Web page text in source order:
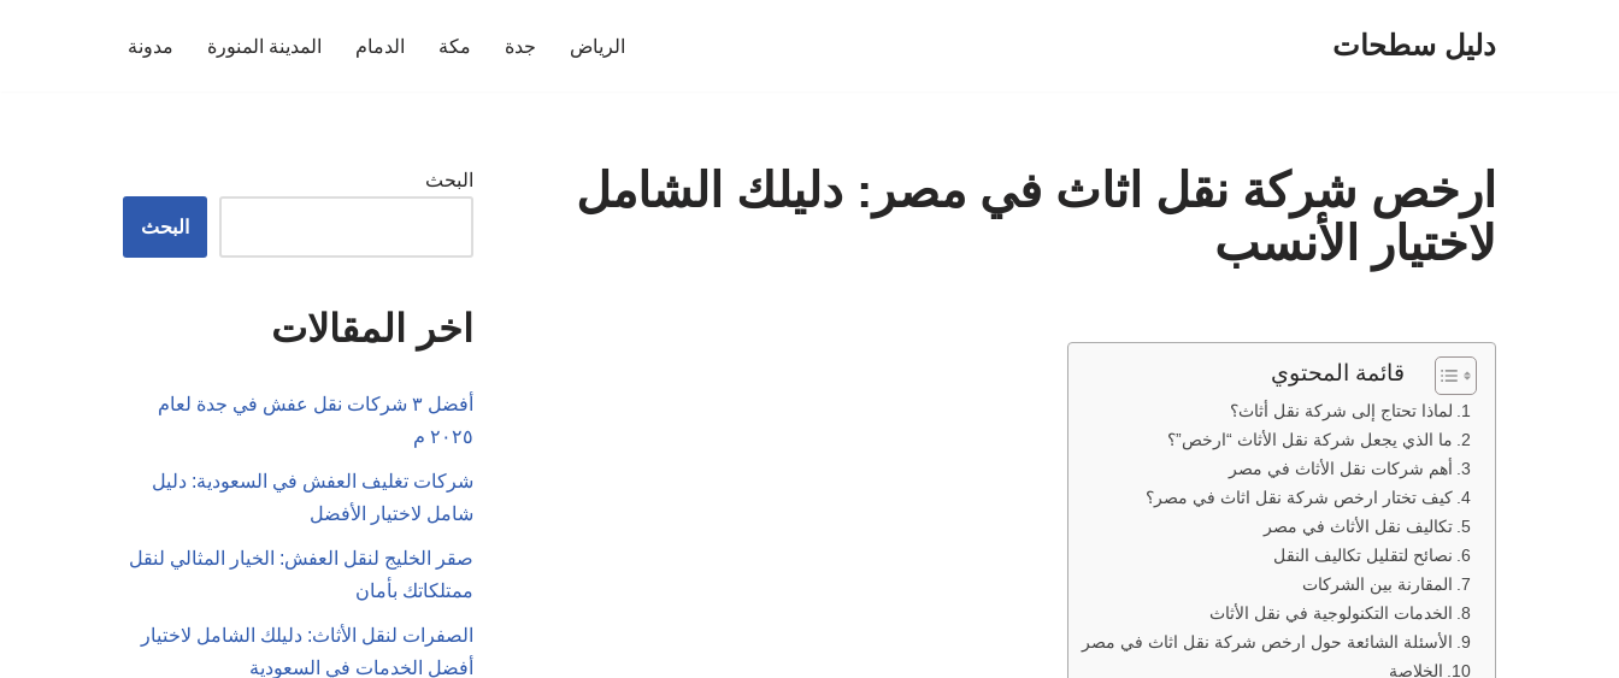
دليل سطحات الرياض جدة مكة الدمام المدينة المنورة مدونة
ارخص شركة نقل اثاث في مصر: دليلك الشامل
لاختيار الأنسب
قائمة المحتوي
لماذا تحتاج إلى شركة نقل أثاث؟
ما الذي يجعل شركة نقل الأثاث “ارخص”؟
أهم شركات نقل الأثاث في مصر
كيف تختار ارخص شركة نقل اثاث في مصر؟
تكاليف نقل الأثاث في مصر
نصائح لتقليل تكاليف النقل
المقارنة بين الشركات
الخدمات التكنولوجية في نقل الأثاث
الأسئلة الشائعة حول ارخص شركة نقل اثاث في مصر
الخلاصة
البحث
البحث
اخر المقالات
أفضل ٣ شركات نقل عفش في جدة لعام
٢٠٢٥ م
شركات تغليف العفش في السعودية: دليل
شامل لاختيار الأفضل
صقر الخليج لنقل العفش: الخيار المثالي لنقل
ممتلكاتك بأمان
الصفرات لنقل الأثاث: دليلك الشامل لاختيار
أفضل الخدمات في السعودية